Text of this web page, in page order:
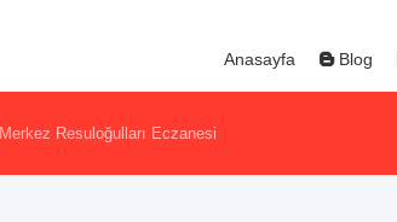
Anasayfa Blog
Merkez Resuloğulları Eczanesi